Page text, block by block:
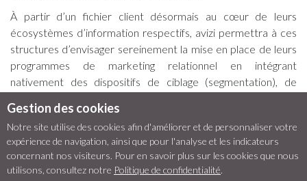
À partir d’un fichier client désormais au cœur de leurs
écosystèmes d’information respectifs, avizi permettra à ces
structures d’envisager sereinement la mise en place de leurs
programmes de marketing relationnel en intégrant
nativement des dispositifs de ciblage (segmentation), de
B2C (avec les visiteurs) et en B2B (avec les prestataires
locaux, adhérents, etc.).
Crédit photo : GT Office de tourisme de Bourg-en-Bresse
Agglomération
Gestion des cookies
Notre site utilise des cookies afin d'améliorer et de personnaliser votre
expérience de navigation, ainsi que pour l'analyse et les indicateurs
concernant nos visiteurs. Pour en savoir plus sur les cookies que nous
utilisons, consultez notre Politique de confidentialité.